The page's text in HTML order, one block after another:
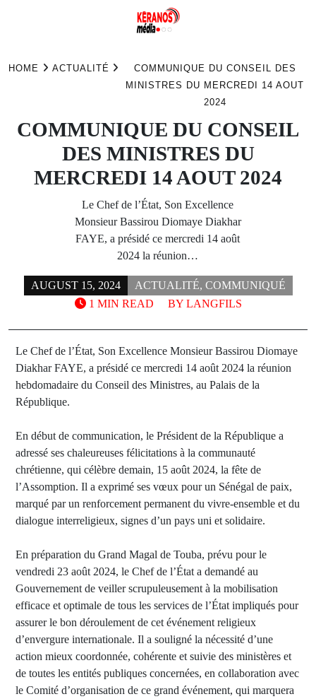
HOME ACTUALITÉ
COMMUNIQUE DU CONSEIL DES
MINISTRES DU MERCREDI 14 AOUT
2024
COMMUNIQUE DU CONSEIL
DES MINISTRES DU
MERCREDI 14 AOUT 2024
Le Chef de l’État, Son Excellence
Monsieur Bassirou Diomaye Diakhar
FAYE, a présidé ce mercredi 14 août
2024 la réunion…
AUGUST 15, 2024 ACTUALITÉ, COMMUNIQUÉ
BY LANGFILS
1 MIN READ
Le Chef de l’État, Son Excellence Monsieur Bassirou Diomaye
Diakhar FAYE, a présidé ce mercredi 14 août 2024 la réunion
hebdomadaire du Conseil des Ministres, au Palais de la
République.
En début de communication, le Président de la République a
adressé ses chaleureuses félicitations à la communauté
chrétienne, qui célèbre demain, 15 août 2024, la fête de
l’Assomption. Il a exprimé ses vœux pour un Sénégal de paix,
marqué par un renforcement permanent du vivre-ensemble et du
dialogue interreligieux, signes d’un pays uni et solidaire.
En préparation du Grand Magal de Touba, prévu pour le
vendredi 23 août 2024, le Chef de l’État a demandé au
Gouvernement de veiller scrupuleusement à la mobilisation
efficace et optimale de tous les services de l’État impliqués pour
assurer le bon déroulement de cet événement religieux
d’envergure internationale. Il a souligné la nécessité d’une
action mieux coordonnée, cohérente et suivie des ministères et
de toutes les entités publiques concernées, en collaboration avec
le Comité d’organisation de ce grand événement, qui marquera